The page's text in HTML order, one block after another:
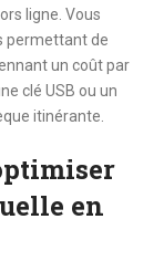
ligne. Vous
permettant de
un coût par
clé USB ou un
itinérante.
en